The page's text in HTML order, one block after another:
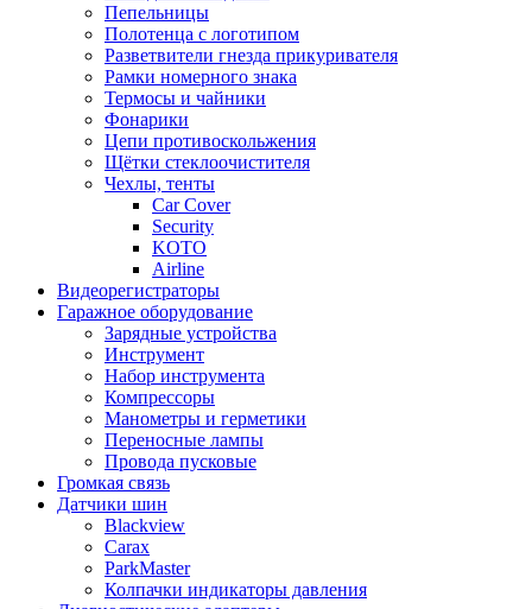
Пепельницы
Полотенца с логотипом
Разветвители гнезда прикуривателя
Рамки номерного знака
Термосы и чайники
Фонарики
Цепи противоскольжения
Щётки стеклоочистителя
Чехлы, тенты
Car Cover
Security
KOTO
Airline
Видеорегистраторы
Гаражное оборудование
Зарядные устройства
Инструмент
Набор инструмента
Компрессоры
Манометры и герметики
Переносные лампы
Провода пусковые
Громкая связь
Датчики шин
Blackview
Carax
ParkMaster
Колпачки индикаторы давления